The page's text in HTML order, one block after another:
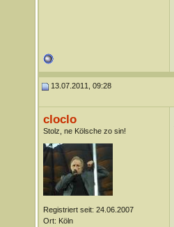
13.07.2011, 09:28
cloclo
Stolz, ne Kölsche zo sin!
Registriert seit: 24.06.2007
Ort: Köln